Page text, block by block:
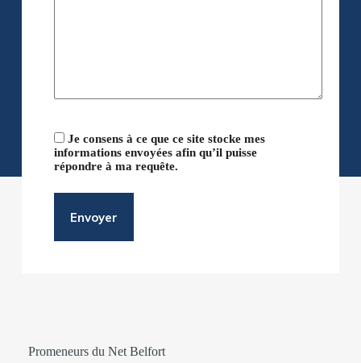
Je consens à ce que ce site stocke mes
informations envoyées afin qu’il puisse
répondre à ma requête.
Promeneurs du Net Belfort